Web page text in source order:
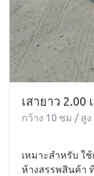
เสายาว 2.00
กว้าง 10 ซม / สู
เหมาะสำหรับ ใ
ห้างสรรพสินค้า